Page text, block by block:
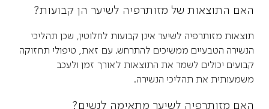
האם התוצאות של מזותרפיה לשיער הן קבועות?
תוצאות מזותרפיה לשיער אינן קבועות לחלוטין, שכן תהליכי
הנשירה הטבעיים ממשיכים להתרחש. עם זאת, טיפולי תחזוקה
קבועים יכולים לשמר את התוצאות לאורך זמן ולעכב
משמעותית את תהליכי הנשירה.
האם מזותרפיה לשיער מתאימה לנשים?